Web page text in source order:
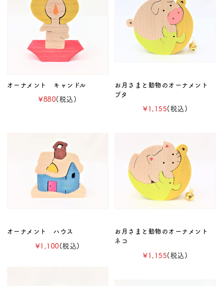
オーナメント キャンドル
¥880(税込)
お月さまと動物のオーナメント
ブタ
¥1,155(税込)
オーナメント ハウス
¥1,100(税込)
お月さまと動物のオーナメント
ネコ
¥1,155(税込)